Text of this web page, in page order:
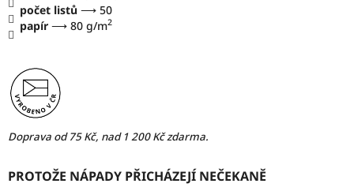
počet listů ⟶ 50
papír ⟶ 80 g/m2
Doprava od 75 Kč, nad 1 200 Kč zdarma.
PROTOŽE NÁPADY PŘICHÁZEJÍ NEČEKANĚ